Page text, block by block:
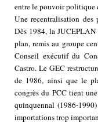
entre le pouvoir politique
Une recentralisation des
Dès 1984, la
plan, remis au groupe
Conseil exécutif du
Castro. Le GEC
de 1986, ainsi que le
congrès du PCC tient
quinquennal (1986-
importations trop